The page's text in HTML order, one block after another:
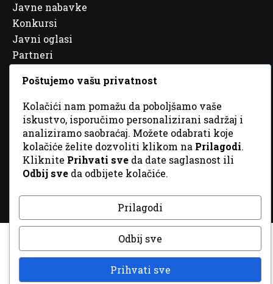
Javne nabavke
Konkursi
Javni oglasi
Partneri
© 2026 Sva prava zadržana. DizajnGordonDM
Poštujemo vašu privatnost
Kolačići nam pomažu da poboljšamo vaše
iskustvo, isporučimo personalizirani sadržaj i
analiziramo saobraćaj. Možete odabrati koje
kolačiće želite dozvoliti klikom na Prilagodi.
Kliknite Prihvati sve da date saglasnost ili
Odbij sve da odbijete kolačiće.
Prilagodi
Odbij sve
Prihvati sve